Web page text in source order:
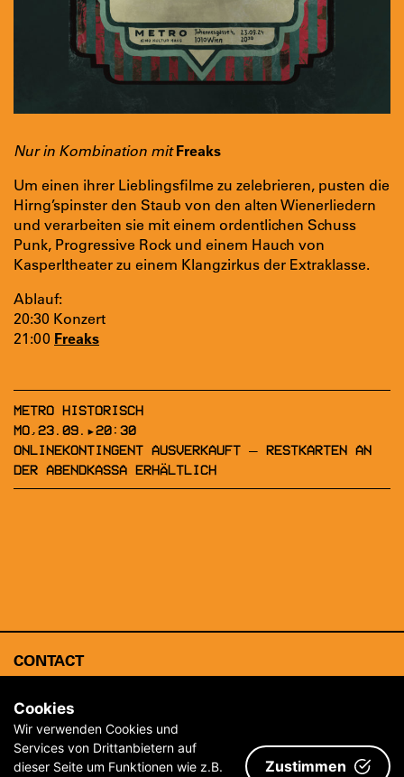
Nur in Kombination mitFreaks
Um einen ihrer Lieblingsfilme zu zelebrieren, pusten die
Hirng’spinster den Staub von den alten Wienerliedern
und verarbeiten sie mit einem ordentlichen Schuss
Punk, Progressive Rock und einem Hauch von
Kasperltheater zu einem Klangzirkus der Extraklasse.
Ablauf:
20:30 Konzert
21:00 Freaks
METRO HISTORISCH
MO,23.09.▸20:30
ONLINEKONTINGENT AUSVERKAUFT – RESTKARTEN AN
DER ABENDKASSA ERHÄLTLICH
CONTACT
ARCHIVE
IMPRINT & TERMS AND CONDITIONS
Cookies
Wir verwenden Cookies und
Services von Drittanbietern auf
dieser Seite um Funktionen wie z.B.
Zustimmen